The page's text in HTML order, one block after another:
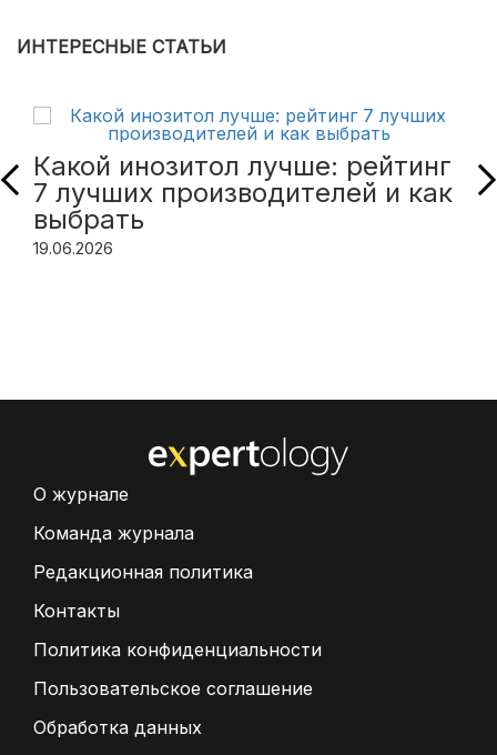
ИНТЕРЕСНЫЕ СТАТЬИ
Какой инозитол лучше: рейтинг
7 лучших производителей и как
выбрать
19.06.2026
О журнале
Команда журнала
Редакционная политика
Контакты
Политика конфиденциальности
Пользовательское соглашение
Обработка данных